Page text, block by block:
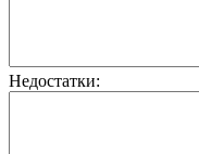
Недостатки: